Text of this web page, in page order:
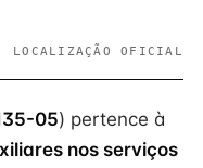
LOCALIZAÇÃO OFICIAL
05) pertence à
nos serviços